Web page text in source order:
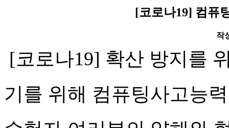
[코로나19] 컴퓨
작
[코로나19] 확산 방지를
기를 위해 컴퓨팅사고능